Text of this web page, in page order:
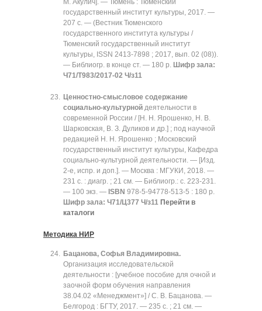
М. Акулич]. — Тюмень : Тюменский
государственный институт культуры, 2017. —
207 с. — (Вестник Тюменского
государственного института культуры /
Тюменский государственный институт
культуры, ISSN 2413-7898 ; 2017, вып. 02 (08)).
— Библиогр. в конце ст. — 180 р. Шифр зала:
Ч71/Т983/2017-02 Ч/з11
Ценностно-смысловое содержание
социально-культурной деятельности в
современной России / [Н. Н. Ярошенко, Н. В.
Шарковская, В. З. Дуликов и др.] ; под научной
редакцией Н. Н. Ярошенко ; Московский
государственный институт культуры, Кафедра
социально-культурной деятельности. — [Изд.
2-е, испр. и доп.]. — Москва : МГУКИ, 2018. —
231 с. : диагр. ; 21 см. — Библиогр.: с. 223-231.
— 100 экз. — ISBN 978-5-94778-513-5 : 180 р.
Шифр зала: Ч71/Ц377 Ч/з11 Перейти в
каталоги
Методика НИР
Бацанова, Софья Владимировна.
Организация исследовательской
деятельности : [учебное пособие для очной и
заочной форм обучения направления
38.04.02 «Менеджмент»] / С. В. Бацанова. —
Белгород : БГТУ, 2017. — 235 с. ; 21 см. —